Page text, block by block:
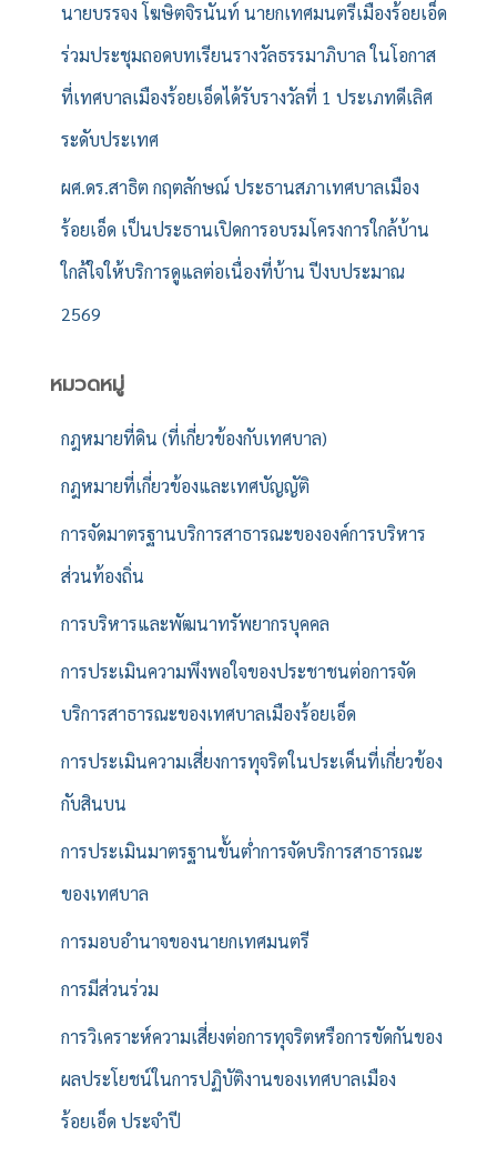
นายบรรจง โฆษิตจิรนันท์ นายกเทศมนตรีเมืองร้อยเอ็ด
ร่วมประชุมถอดบทเรียนรางวัลธรรมาภิบาล ในโอกาส
ที่เทศบาลเมืองร้อยเอ็ดได้รับรางวัลที่ 1 ประเภทดีเลิศ
ระดับประเทศ
ผศ.ดร.สาธิต กฤตลักษณ์ ประธานสภาเทศบาลเมือง
ร้อยเอ็ด เป็นประธานเปิดการอบรมโครงการใกล้บ้าน
ใกล้ใจให้บริการดูแลต่อเนื่องที่บ้าน ปีงบประมาณ
2569
หมวดหมู่
กฎหมายที่ดิน (ที่เกี่ยวข้องกับเทศบาล)
กฎหมายที่เกี่ยวข้องและเทศบัญญัติ
การจัดมาตรฐานบริการสาธารณะขององค์การบริหาร
ส่วนท้องถิ่น
การบริหารและพัฒนาทรัพยากรบุคคล
การประเมินความพึงพอใจของประชาชนต่อการจัด
บริการสาธารณะของเทศบาลเมืองร้อยเอ็ด
การประเมินความเสี่ยงการทุจริตในประเด็นที่เกี่ยวข้อง
กับสินบน
การประเมินมาตรฐานขั้นต่ำการจัดบริการสาธารณะ
ของเทศบาล
การมอบอำนาจของนายกเทศมนตรี
การมีส่วนร่วม
การวิเคราะห์ความเสี่ยงต่อการทุจริตหรือการขัดกันของ
ผลประโยชน์ในการปฏิบัติงานของเทศบาลเมือง
ร้อยเอ็ด ประจำปี